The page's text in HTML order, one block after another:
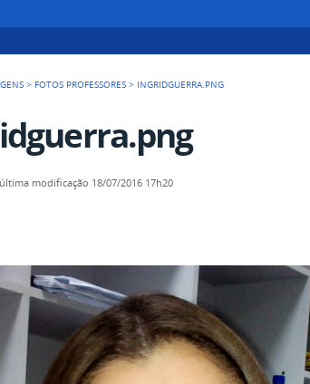
> FOTOS PROFESSORES > INGRIDGUERRA.PNG
última modificação 18/07/2016 17h20